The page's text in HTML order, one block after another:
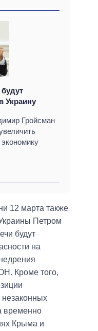
Украину
Гройсман
12 марта также
Петром
будут
на
Кроме того,
незаконных
временно
Крыма и